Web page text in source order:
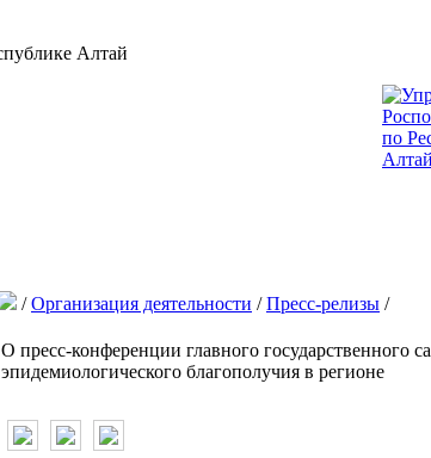
/Организация деятельности /Пресс-релизы /
О пресс-конференции главного государственного
эпидемиологического благополучия в регионе